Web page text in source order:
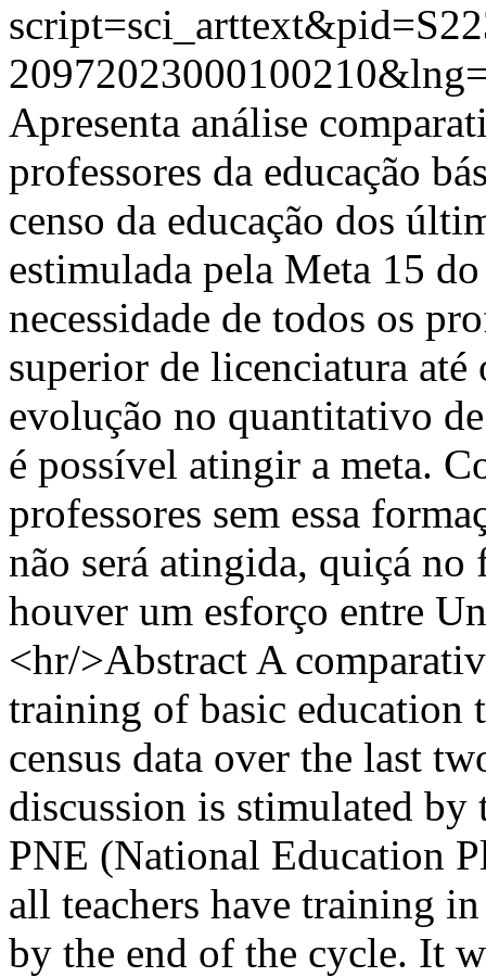
Apresenta análise
professores da educação
censo da educação dos
estimulada pela Meta 15
necessidade de todos os
superior de licenciatura
evolução no quantitativo
é possível atingir a meta.
professores sem essa
não será atingida, quiçá
houver um esforço entre
<hr/>Abstract A
training of basic education
census data over the last
discussion is stimulated
PNE (National Education
all teachers have training
by the end of the cycle. It